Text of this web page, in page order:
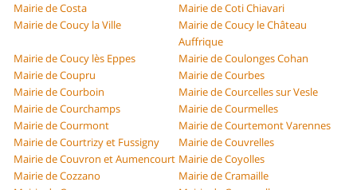
Mairie de Costa
Mairie de Coti Chiavari
Mairie de Coucy la Ville
Mairie de Coucy le Château
Auffrique
Mairie de Coucy lès Eppes
Mairie de Coulonges Cohan
Mairie de Coupru
Mairie de Courbes
Mairie de Courboin
Mairie de Courcelles sur Vesle
Mairie de Courchamps
Mairie de Courmelles
Mairie de Courmont
Mairie de Courtemont Varennes
Mairie de Courtrizy et Fussigny
Mairie de Couvrelles
Mairie de Couvron et Aumencourt Mairie de Coyolles
Mairie de Cozzano
Mairie de Cramaille